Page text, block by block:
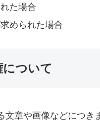
た場合
められた場合
ついて
文章や画像などにつ